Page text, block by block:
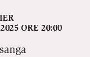
ORE 20:00